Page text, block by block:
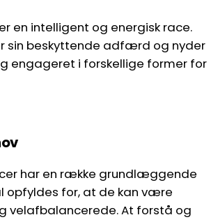
en intelligent og energisk race.
sin beskyttende adfærd og nyder
engageret i forskellige former for
har en række grundlæggende
opfyldes for, at de kan være
velafbalancerede. At forstå og